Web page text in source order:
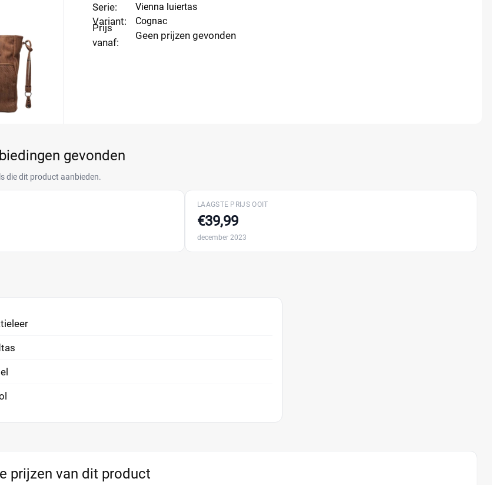
Serie:
Variant:
Prijs
vanaf:
Vienna luiertas
Cognac
Geen prijzen gevonden
gevonden
die dit product aanbieden.
LAAGSTE PRIJS OOIT
€39,99
december 2023
prijzen van dit product